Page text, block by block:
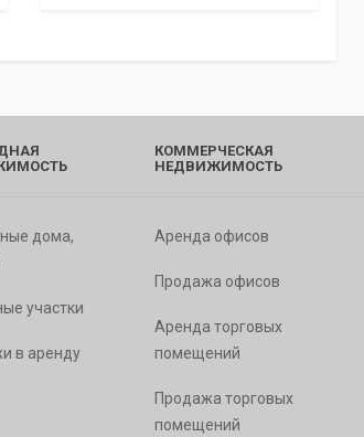
дома,
участки
в аренду
КОММЕРЧЕСКАЯ
НЕДВИЖИМОСТЬ
Аренда офисов
Продажа офисов
Аренда торговых
помещений
Продажа торговых
помещений